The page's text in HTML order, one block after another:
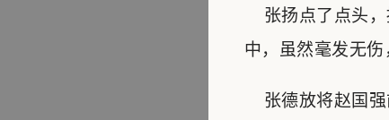
张扬点了点头，
中，虽然毫发无伤
张德放将赵国强